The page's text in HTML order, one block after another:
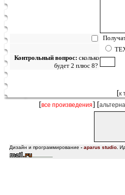
Контрольный вопрос: сколько
будет 2 плюс 8?
[к
[все произведения] [
Дизайн и программирование - aparus studio